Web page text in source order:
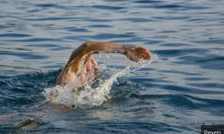
Pexels